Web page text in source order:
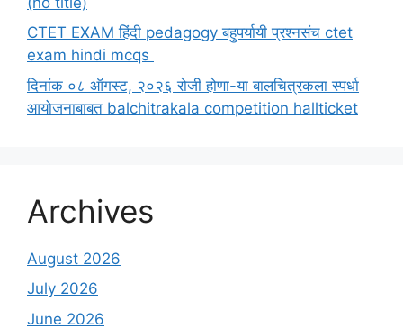
CTET EXAM हिंदी pedagogy बहुपर्यायी प्रश्नसंच ctet
exam hindi mcqs
दिनांक ०८ ऑगस्ट, २०२६ रोजी होणा-या बालचित्रकला स्पर्धा
आयोजनाबाबत balchitrakala competition hallticket
Archives
August 2026
July 2026
June 2026